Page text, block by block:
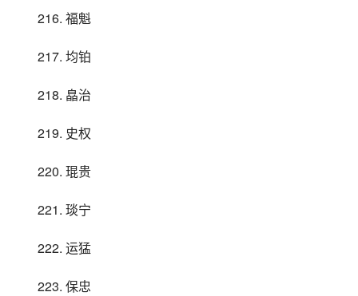
216. 福魁
217. 均铂
218. 皛治
219. 史权
220. 琨贵
221. 琰宁
222. 运猛
223. 保忠